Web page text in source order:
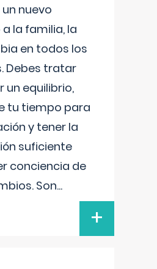
nuevo
la familia, la
en todos los
Debes tratar
un equilibrio,
tu tiempo para
y tener la
suficiente
conciencia de
Son...
+